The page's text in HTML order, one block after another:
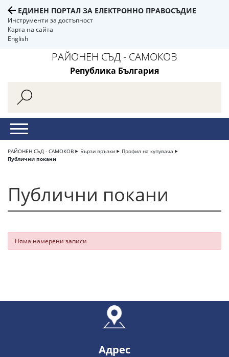
ЕДИНЕН ПОРТАЛ ЗА ЕЛЕКТРОННО ПРАВОСЪДИЕ
Инструменти за достъпност
Карта на сайта
English
РАЙОНЕН СЪД - САМОКОВ
Република България
РАЙОНЕН СЪД - САМОКОВ Бързи връзки
Профил на купувача
Публични покани
Публични покани
Няма намерени записи
Адрес